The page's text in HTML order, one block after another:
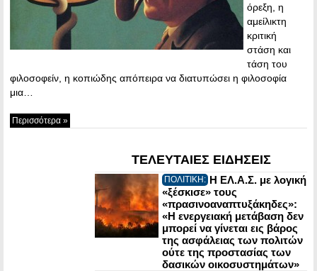
όρεξη, η
αμείλικτη
κριτική
στάση και
τάση του
φιλοσοφείν, η κοπιώδης απόπειρα να διατυπώσει η φιλοσοφία
μια…
Περισσότερα »
ΤΕΛΕΥΤΑΙΕΣ ΕΙΔΗΣΕΙΣ
ΠΟΛΙΤΙΚΗ: Η ΕΛ.Α.Σ. με λογική
«ξέσκισε» τους
«πρασινοαναπτυξάκηδες»:
«Η ενεργειακή μετάβαση δεν
μπορεί να γίνεται εις βάρος
της ασφάλειας των πολιτών
ούτε της προστασίας των
δασικών οικοσυστημάτων»